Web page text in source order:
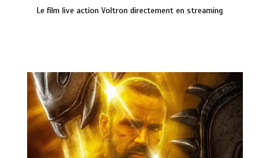
Le film live action Voltron directement en streaming